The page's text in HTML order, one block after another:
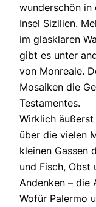
wunderschön in
Insel Sizilien.
im glasklaren
gibt es unter
von Monreale.
Mosaiken die
Testamentes.
Wirklich
über die vielen
kleinen Gassen
und Fisch, Obst
Andenken – die
Wofür Palermo